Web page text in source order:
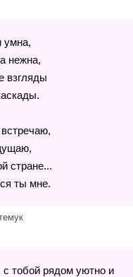
умна,
нежна,
взгляды
встречаю,
стране...
ты мне.
тобой рядом уютно и